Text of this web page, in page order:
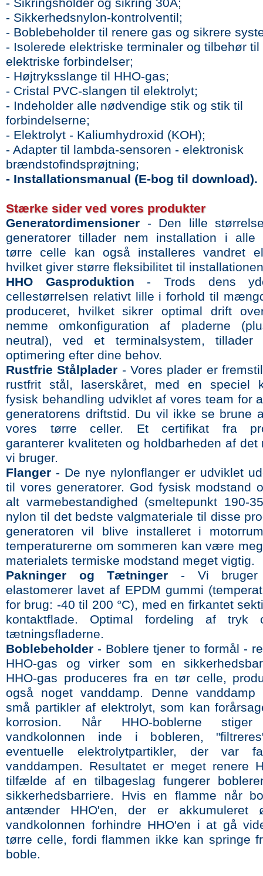
- Sikringsholder og sikring 30A;
- Sikkerhedsnylon-kontrolventil;
- Boblebeholder til renere gas og sikrere
- Isolerede elektriske terminaler og tilbehør til
elektriske forbindelser;
- Højtryksslange til HHO-gas;
- Cristal PVC-slangen til elektrolyt;
- Indeholder alle nødvendige stik og stik til
forbindelserne;
- Elektrolyt - Kaliumhydroxid (KOH);
- Adapter til lambda-sensoren - elektronisk
brændstofindsprøjtning;
- Installationsmanual (E-bog til download).
Stærke sider ved vores produkter
Generatordimensioner - Den lille
generatorer tillader nem installation i alle
tørre celle kan også installeres vandret
hvilket giver større fleksibilitet til
HHO Gasproduktion - Trods dens
cellestørrelsen relativt lille i forhold til
produceret, hvilket sikrer optimal drift
nemme omkonfiguration af pladerne
neutral), ved et terminalsystem, tillader
optimering efter dine behov.
Rustfrie Stålplader - Vores plader er
rustfrit stål, laserskåret, med en speciel
fysisk behandling udviklet af vores team for
generatorens driftstid. Du vil ikke se brune
vores tørre celler. Et certifikat fra
garanterer kvaliteten og holdbarheden af det
vi bruger.
Flanger - De nye nylonflanger er udviklet
til vores generatorer. God fysisk modstand
alt varmebestandighed (smeltepunkt 190-
nylon til det bedste valgmateriale til disse
generatoren vil blive installeret i
temperaturerne om sommeren kan være
materialets termiske modstand meget vigtig.
Pakninger og Tætninger - Vi bruger
elastomerer lavet af EPDM gummi
for brug: -40 til 200 °C), med en firkantet
kontaktflade. Optimal fordeling af tryk
tætningsfladerne.
Boblebeholder - Boblere tjener to formål -
HHO-gas og virker som en
HHO-gas produceres fra en tør celle,
også noget vanddamp. Denne
små partikler af elektrolyt, som kan
korrosion. Når HHO-boblerne
vandkolonnen inde i bobleren,
eventuelle elektrolytpartikler, der var
vanddampen. Resultatet er meget renere
tilfælde af en tilbageslag fungerer
sikkerhedsbarriere. Hvis en flamme når
antænder HHO'en, der er akkumuleret
vandkolonnen forhindre HHO'en i at gå
tørre celle, fordi flammen ikke kan springe
boble.